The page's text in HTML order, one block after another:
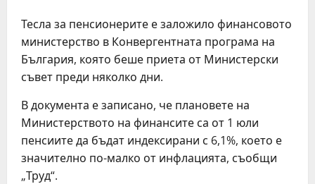
Тесла за пенсионерите е заложило финансовото
министерство в Конвергентната програма на
България, която беше приета от Министерски
съвет преди няколко дни.
В документа е записано, че плановете на
Министерството на финансите са от 1 юли
пенсиите да бъдат индексирани с 6,1%, което е
значително по-малко от инфлацията, съобщи
„Труд“.